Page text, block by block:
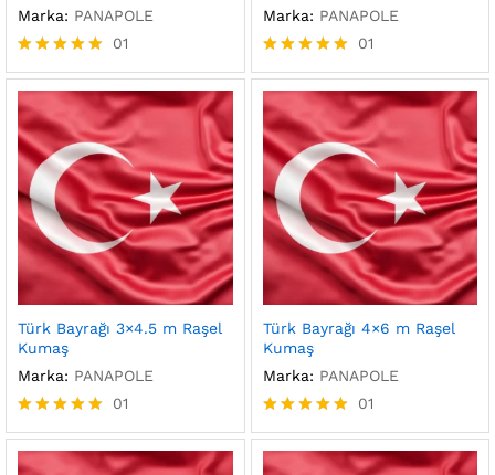
Marka: PANAPOLE
5 üzerinden
5.00
oy aldı
01
Marka: PANAPOLE
5 üzerinden
5.00
oy aldı
01
Türk Bayrağı 3×4.5 m Raşel
Kumaş
Marka: PANAPOLE
5 üzerinden
5.00
oy aldı
01
Türk Bayrağı 4×6 m Raşel
Kumaş
Marka: PANAPOLE
5 üzerinden
5.00
oy aldı
01